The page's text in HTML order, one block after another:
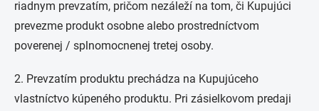
riadnym prevzatím, pričom nezáleží na tom, či Kupujúci
prevezme produkt osobne alebo prostredníctvom
poverenej / splnomocnenej tretej osoby.
2. Prevzatím produktu prechádza na Kupujúceho
vlastníctvo kúpeného produktu. Pri zásielkovom predaji